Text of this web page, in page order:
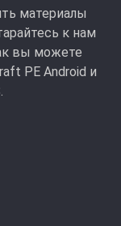
материалы
к нам
вы можете
PE Android и